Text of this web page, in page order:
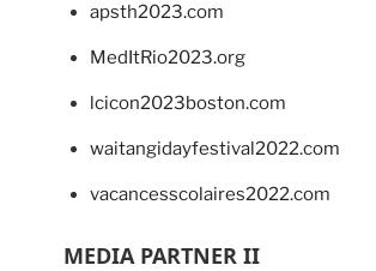
apsth2023.com
MedItRio2023.org
lcicon2023boston.com
waitangidayfestival2022.com
vacancesscolaires2022.com
MEDIA PARTNER II